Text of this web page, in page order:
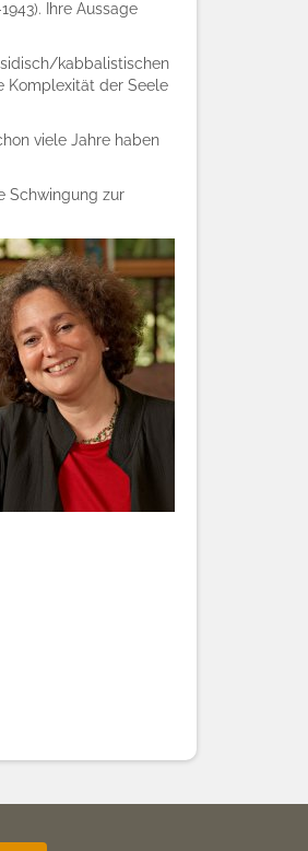
Ihre Aussage
kabbalistischen
Komplexität der Seele
viele Jahre haben
Schwingung zur